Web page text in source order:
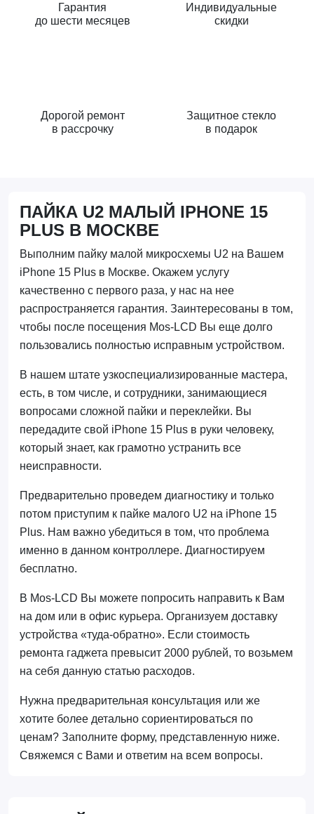
Гарантия
до шести месяцев
Индивидуальные
скидки
Дорогой ремонт
в рассрочку
Защитное стекло
в подарок
ПАЙКА U2 МАЛЫЙ IPHONE 15
PLUS В МОСКВЕ
Выполним пайку малой микросхемы U2 на Вашем
iPhone 15 Plus в Москве. Окажем услугу
качественно с первого раза, у нас на нее
распространяется гарантия. Заинтересованы в том,
чтобы после посещения Mos-LCD Вы еще долго
пользовались полностью исправным устройством.
В нашем штате узкоспециализированные мастера,
есть, в том числе, и сотрудники, занимающиеся
вопросами сложной пайки и переклейки. Вы
передадите свой iPhone 15 Plus в руки человеку,
который знает, как грамотно устранить все
неисправности.
Предварительно проведем диагностику и только
потом приступим к пайке малого U2 на iPhone 15
Plus. Нам важно убедиться в том, что проблема
именно в данном контроллере. Диагностируем
бесплатно.
В Mos-LCD Вы можете попросить направить к Вам
на дом или в офис курьера. Организуем доставку
устройства «туда-обратно». Если стоимость
ремонта гаджета превысит 2000 рублей, то возьмем
на себя данную статью расходов.
Нужна предварительная консультация или же
хотите более детально сориентироваться по
ценам? Заполните форму, представленную ниже.
Свяжемся с Вами и ответим на всем вопросы.